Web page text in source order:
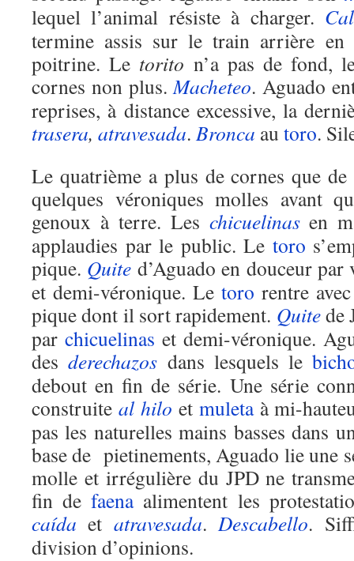
lequel l’animal résiste à charger.
termine assis sur le train arrière en
poitrine. Le torito n’a pas de fond,
cornes non plus.Macheteo. Aguado
reprises, à distance excessive, la
trasera, atravesada. Bronca au toro.
Le quatrième a plus de cornes que de
quelques véroniques molles avant
genoux à terre. Les chicuelinasen
applaudies par le public. Le toro
pique. Quite d’Aguado en douceur
et demi-véronique. Le toro rentre
pique dont il sort rapidement. Quitede
par chicuelinas et demi-véronique.
desderechazos dans lesquels le
debout en fin de série. Une série
construite al hilo et muletaà mi-
pas les naturelles mains basses dans
base de pietinements, Aguado lie une
molle et irrégulière du JPD ne
fin defaenaalimentent les
caída et atravesada.Descabello.
division d’opinions.